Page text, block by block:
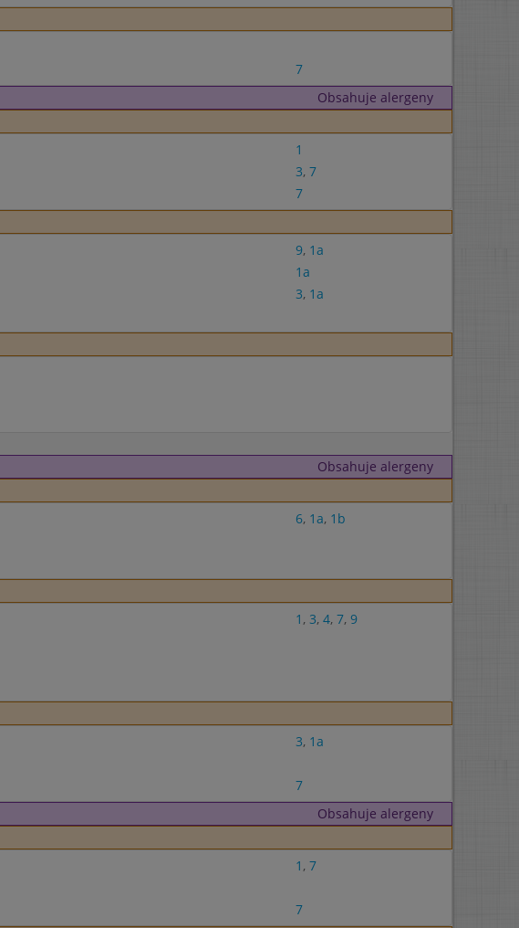
7
Obsahuje alergeny
1
3, 7
7
9, 1a
1a
3, 1a
Obsahuje alergeny
6, 1a, 1b
1 , 3, 4, 7, 9
3, 1a
7
Obsahuje alergeny
1 , 7
7